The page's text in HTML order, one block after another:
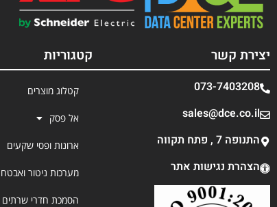
יצירת קשר
073-7403208
sales@dce.co.il
התנופה 7 , פתח תקווה
הצהרת נגישות אתר
קטגוריות
קטלוג מוצרים
אל פסק
ארונות ופסי שקעים
מערכות ניטור
הסמכת חדרי שרתים